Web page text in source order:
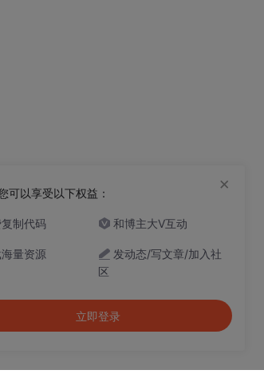
可以享受以下权益：
制代码 和博主大V互动
量资源
发动态/写文章/加入社
区
×
立即登录